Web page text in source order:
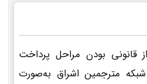
قانونی بودن مراحل پرداخت
شبکه مترجمین اشراق به‌صورت